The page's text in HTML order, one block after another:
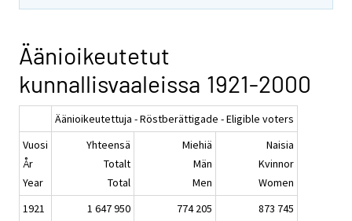
Äänioikeutetut
kunnallisvaaleissa 1921-2000
Äänioikeutettuja - Röstberättigade - Eligible voters
Vuosi
År
Year
Yhteensä
Totalt
Total
Miehiä
Män
Men
Naisia
Kvinnor
Women
1921
1 647 950 774 205
873 745